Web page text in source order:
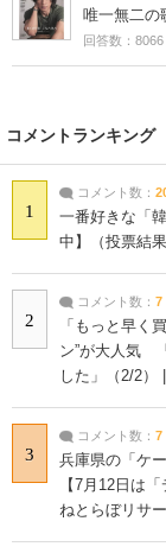
唯一無二の
回答数：8066
コメントランキング
1
コメント数：
一番好きな「
中】（投票結
2
コメント数： 7
「もっと早く
ン”が大人気
した」（2/2）
3
コメント数： 7
兵庫県の「ケ
【7月12日は
ねとらぼリサ